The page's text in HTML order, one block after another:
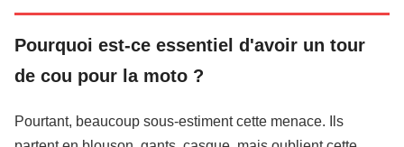
Pourquoi est-ce essentiel d'avoir un tour
de cou pour la moto ?
Pourtant, beaucoup sous-estiment cette menace. Ils